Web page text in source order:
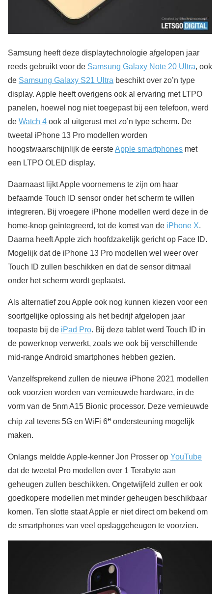
Samsung heeft deze displaytechnologie afgelopen jaar
reeds gebruikt voor de Samsung Galaxy Note 20 Ultra, ook
de Samsung Galaxy S21 Ultra beschikt over zo’n type
display. Apple heeft overigens ook al ervaring met LTPO
panelen, hoewel nog niet toegepast bij een telefoon, werd
de Watch 4 ook al uitgerust met zo’n type scherm. De
tweetal iPhone 13 Pro modellen worden
hoogstwaarschijnlijk de eersteApple smartphones met
een LTPO OLED display.
Daarnaast lijkt Apple voornemens te zijn om haar
befaamde Touch ID sensor onder het scherm te willen
integreren. Bij vroegere iPhone modellen werd deze in de
home-knop geïntegreerd, tot de komst van de iPhone X.
Daarna heeft Apple zich hoofdzakelijk gericht op Face ID.
Mogelijk dat de iPhone 13 Pro modellen wel weer over
Touch ID zullen beschikken en dat de sensor ditmaal
onder het scherm wordt geplaatst.
Als alternatief zou Apple ook nog kunnen kiezen voor een
soortgelijke oplossing als het bedrijf afgelopen jaar
toepaste bij de iPad Pro. Bij deze tablet werd Touch ID in
de powerknop verwerkt, zoals we ook bij verschillende
mid-range Android smartphones hebben gezien.
Vanzelfsprekend zullen de nieuwe iPhone 2021 modellen
ook voorzien worden van vernieuwde hardware, in de
vorm van de 5nm A15 Bionic processor. Deze vernieuwde
chip zal tevens 5G en WiFi 6e ondersteuning mogelijk
maken.
Onlangs meldde Apple-kenner Jon Prosser op YouTube
dat de tweetal Pro modellen over 1 Terabyte aan
geheugen zullen beschikken. Ongetwijfeld zullen er ook
goedkopere modellen met minder geheugen beschikbaar
komen. Ten slotte staat Apple er niet direct om bekend om
de smartphones van veel opslaggeheugen te voorzien.